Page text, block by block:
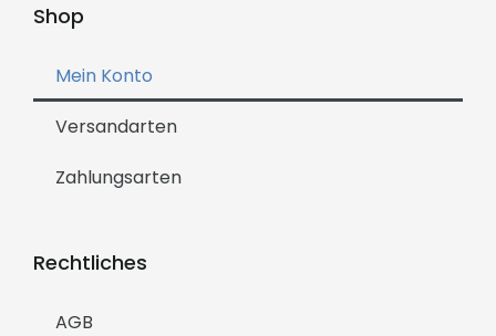
Shop
Mein Konto
Versandarten
Zahlungsarten
Rechtliches
AGB